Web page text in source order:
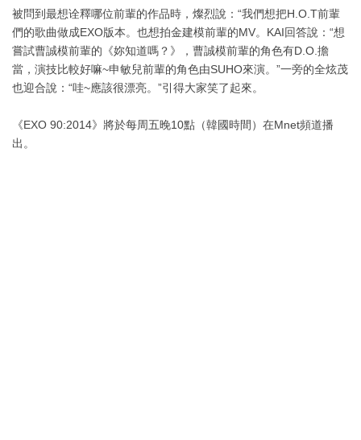
被問到最想诠釋哪位前輩的作品時，燦烈說：“我們想把H.O.T前輩
們的歌曲做成EXO版本。也想拍金建模前輩的MV。KAI回答說：“想
嘗試曹誠模前輩的《妳知道嗎？》，曹誠模前輩的角色有D.O.擔
當，演技比較好嘛~申敏兒前輩的角色由SUHO來演。”一旁的全炫茂
也迎合說：“哇~應該很漂亮。”引得大家笑了起來。
《EXO 90:2014》將於每周五晚10點（韓國時間）在Mnet頻道播
出。